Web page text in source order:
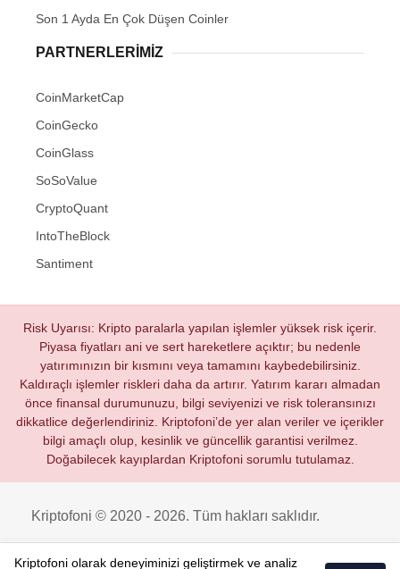
Son 1 Ayda En Çok Düşen Coinler
PARTNERLERIMIZ
CoinMarketCap
CoinGecko
CoinGlass
SoSoValue
CryptoQuant
IntoTheBlock
Santiment
Risk Uyarısı: Kripto paralarla yapılan işlemler yüksek risk içerir.
Piyasa fiyatları ani ve sert hareketlere açıktır; bu nedenle
yatırımınızın bir kısmını veya tamamını kaybedebilirsiniz.
Kaldıraçlı işlemler riskleri daha da artırır. Yatırım kararı almadan
önce finansal durumunuzu, bilgi seviyenizi ve risk toleransınızı
dikkatlice değerlendiriniz. Kriptofoni’de yer alan veriler ve içerikler
bilgi amaçlı olup, kesinlik ve güncellik garantisi verilmez.
Doğabilecek kayıplardan Kriptofoni sorumlu tutulamaz.
Kriptofoni © 2020 - 2026. Tüm hakları saklıdır.
Kriptofoni olarak deneyiminizi geliştirmek ve analiz